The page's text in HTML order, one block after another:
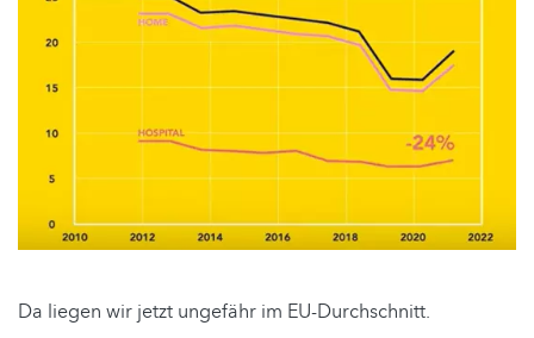
Da liegen wir jetzt ungefähr im EU-Durchschnitt.